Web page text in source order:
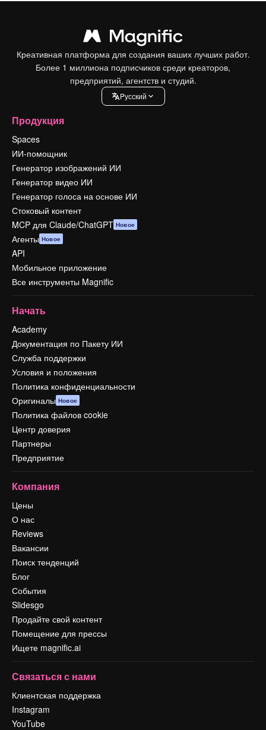
Креативная платформа для создания ваших лучших работ.
Более 1 миллиона подписчиков среди креаторов,
предприятий, агентств и студий.
Pусский
Продукция
Spaces
ИИ-помощник
Генератор изображений ИИ
Генератор видео ИИ
Генератор голоса на основе ИИ
Стоковый контент
MCP для Claude/ChatGPT Новое
Агенты Новое
API
Мобильное приложение
Все инструменты Magnific
Начать
Academy
Документация по Пакету ИИ
Служба поддержки
Условия и положения
Политика конфиденциальности
Оригиналы Новое
Политика файлов cookie
Центр доверия
Партнеры
Предприятие
Компания
Цены
О нас
Reviews
Вакансии
Поиск тенденций
Блог
События
Slidesgo
Продайте свой контент
Помещение для прессы
Ищете magnific.ai
Связаться с нами
Клиентская поддержка
Instagram
YouTube